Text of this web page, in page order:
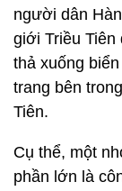
người dân
giới Triều Tiên
thả xuống
trang bên
Tiên.
Cụ thể, một
phần lớn là